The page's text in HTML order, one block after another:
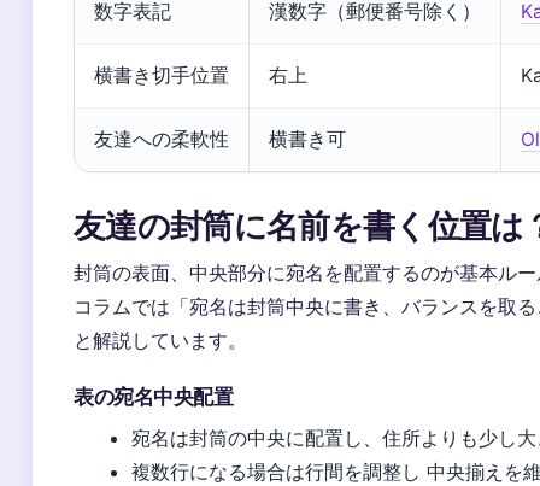
数字表記 漢数字（郵便番号除く）
横書き切手位置 右上
友達への柔軟性 横書き可
友達の封筒に名前を書く位置は
封筒の表面、中央部分に宛名を配置するのが基本ル
コラムでは「宛名は封筒中央に書き、バランスを取
と解説しています。
表の宛名中央配置
宛名は封筒の中央に配置し、住所よりも少し
複数行になる場合は行間を調整し 中央揃えを